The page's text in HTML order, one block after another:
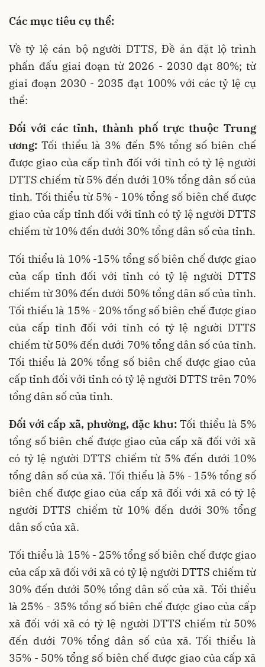
Các mục tiêu cụ thể:
Về tỷ lệ cán bộ người DTTS, Đề án đặt lộ trình
phấn đấu giai đoạn từ 2026 - 2030 đạt 80%; từ
giai đoạn 2030 - 2035 đạt 100% với các tỷ lệ cụ
thể:
Đối với các tỉnh, thành phố trực thuộc Trung
ương:Tối thiểu là 3% đến 5% tổng số biên chế
được giao của cấp tỉnh đối với tỉnh có tỷ lệ người
DTTS chiếm từ 5% đến dưới 10% tổng dân số của
tỉnh. Tối thiểu từ 5% - 10% tổng số biên chế được
giao của cấp tỉnh đối với tỉnh có tỷ lệ người DTTS
chiếm từ 10% đến dưới 30% tổng dân số của tỉnh.
Tối thiểu là 10% -15% tổng số biên chế được giao
của cấp tỉnh đối với tỉnh có tỷ lệ người DTTS
chiếm từ 30% đến dưới 50% tổng dân số của tỉnh.
Tối thiểu là 15% - 20% tổng số biên chế được giao
của cấp tỉnh đối với tỉnh có tỷ lệ người DTTS
chiếm từ 50% đến dưới 70% tổng dân số của tỉnh.
Tối thiểu là 20% tổng số biên chế được giao của
cấp tỉnh đối với tỉnh có tỷ lệ người DTTS trên 70%
tổng dân số của tỉnh.
Đối với cấp xã, phường, đặc khu:Tối thiểu là 5%
tổng số biên chế được giao của cấp xã đối với xã
có tỷ lệ người DTTS chiếm từ 5% đến dưới 10%
tổng dân số của xã. Tối thiểu là 5% - 15% tổng số
biên chế được giao của cấp xã đối với xã có tỷ lệ
người DTTS chiếm từ 10% đến dưới 30% tổng
dân số của xã.
Tối thiểu là 15% - 25% tổng số biên chế được giao
của cấp xã đối với xã có tỷ lệ người DTTS chiếm từ
30% đến dưới 50% tổng dân số của xã. Tối thiểu
là 25% - 35% tổng số biên chế được giao của cấp
xã đối với xã có tỷ lệ người DTTS chiếm từ 50%
đến dưới 70% tổng dân số của xã. Tối thiểu là
35% - 50% tổng số biên chế được giao của cấp xã